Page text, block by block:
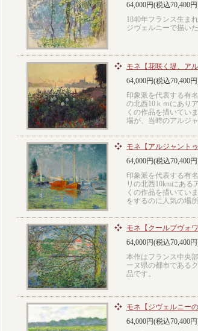
64,000円(税込70,400
1840年フランス生ま
ジヴェルニーで描い
モネ【花咲く堤、ア
64,000円(税込70,400
印象派を代表する有
の北西10ｋｍにあり
くの作品を描いてい
場が、当時のアルジ
モネ【アルジャントゥ
64,000円(税込70,400
印象派を代表する有
リの北西10kmにある
くの作品を描いてい
をするのに人気の場所
モネ【クールブヴォ
64,000円(税込70,400
本作はフランス中央
ーヌ県の都市である
品です。
モネ【ジヴェルニー
64,000円(税込70,400